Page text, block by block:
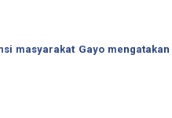
masyarakat Gayo